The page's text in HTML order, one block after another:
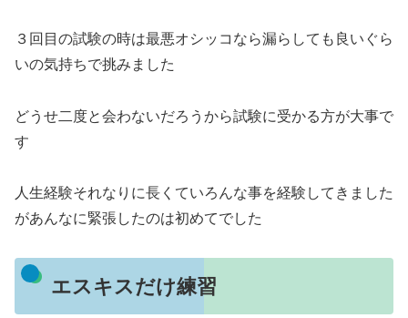
３回目の試験の時は最悪オシッコなら漏らしても良いぐら
いの気持ちで挑みました
どうせ二度と会わないだろうから試験に受かる方が大事で
す
人生経験それなりに長くていろんな事を経験してきました
があんなに緊張したのは初めてでした
エスキスだけ練習